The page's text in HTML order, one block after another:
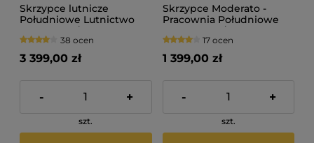
Skrzypce lutnicze
Południowe Lutnictwo
38 ocen
3 399,00 zł
- +
szt.
Skrzypce Moderato -
Pracownia Południowe
17 ocen
1 399,00 zł
- +
szt.